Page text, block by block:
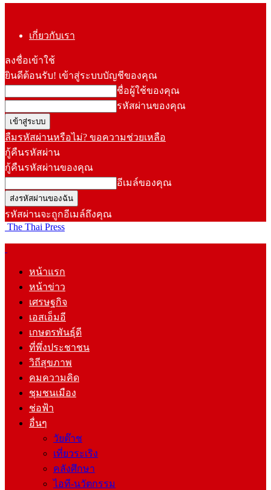
เกี่ยวกับเรา
ลงชื่อเข้าใช้
ยินดีต้อนรับ! เข้าสู่ระบบบัญชีของคุณ
ชื่อผู้ใช้ของคุณ
รหัสผ่านของคุณ
ลืมรหัสผ่านหรือไม่? ขอความช่วยเหลือ
กู้คืนรหัสผ่าน
กู้คืนรหัสผ่านของคุณ
อีเมล์ของคุณ
รหัสผ่านจะถูกอีเมล์ถึงคุณ
The Thai Press
หน้าแรก
หน้าข่าว
เศรษฐกิจ
เอสเอ็มอี
เกษตรพันธุ์ดี
ที่พึ่งประชาชน
วิถีสุขภาพ
คมความคิด
ชุมชนเมือง
ช่อฟ้า
อื่นๆ
วัยต๊าช
เที่ยวระเริง
คลังศึกษา
ไอที-นวัตกรรม